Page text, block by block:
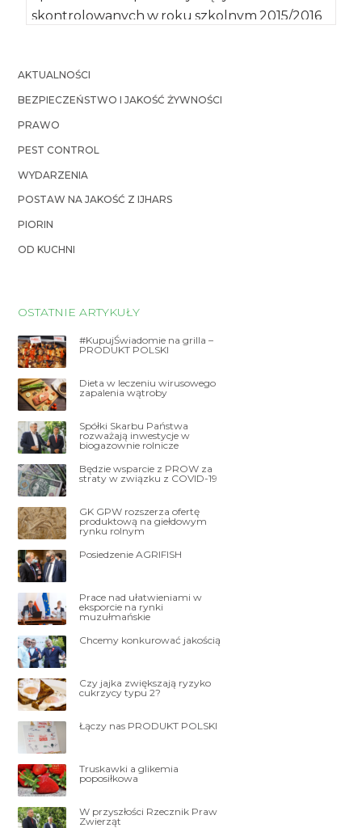
skontrolowanych w roku szkolnym 2015/2016
AKTUALNOŚCI
BEZPIECZEŃSTWO I JAKOŚĆ ŻYWNOŚCI
PRAWO
PEST CONTROL
WYDARZENIA
POSTAW NA JAKOŚĆ Z IJHARS
PIORIN
OD KUCHNI
OSTATNIE ARTYKUŁY
#KupujŚwiadomie na grilla –
PRODUKT POLSKI
Dieta w leczeniu wirusowego
zapalenia wątroby
Spółki Skarbu Państwa
rozważają inwestycje w
biogazownie rolnicze
Będzie wsparcie z PROW za
straty w związku z COVID-19
GK GPW rozszerza ofertę
produktową na giełdowym
rynku rolnym
Posiedzenie AGRIFISH
Prace nad ułatwieniami w
eksporcie na rynki
muzułmańskie
Chcemy konkurować jakością
Czy jajka zwiększają ryzyko
cukrzycy typu 2?
Łączy nas PRODUKT POLSKI
Truskawki a glikemia
poposiłkowa
W przyszłości Rzecznik Praw
Zwierząt